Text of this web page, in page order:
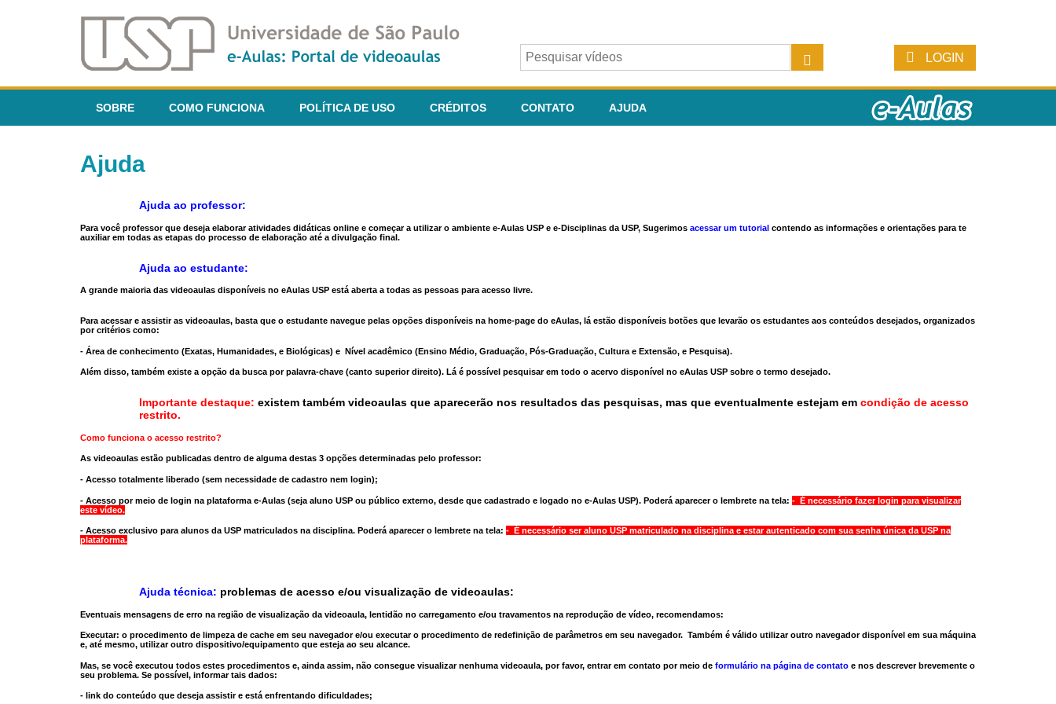
LOGIN
SOBRE COMO FUNCIONA POLÍTICA DE USO CRÉDITOS CONTATO AJUDA
Ajuda
Ajuda ao professor:
Para você professor que deseja elaborar atividades didáticas online e começar a utilizar o ambiente e-Aulas USP e e-Disciplinas da USP, Sugerimos acessar um tutorial contendo as informações e orientações para te
auxiliar em todas as etapas do processo de elaboração até a divulgação final.
Ajuda ao estudante:
A grande maioria das videoaulas disponíveis no eAulas USP está aberta a todas as pessoas para acesso livre.
Para acessar e assistir as videoaulas, basta que o estudante navegue pelas opções disponíveis na home-page do eAulas, lá estão disponíveis botões que levarão os estudantes aos conteúdos desejados, organizados
por critérios como:
- Área de conhecimento (Exatas, Humanidades, e Biológicas) e Nível acadêmico (Ensino Médio, Graduação, Pós-Graduação, Cultura e Extensão, e Pesquisa).
Além disso, também existe a opção da busca por palavra-chave (canto superior direito). Lá é possível pesquisar em todo o acervo disponível no eAulas USP sobre o termo desejado.
Importante destaque: existem também videoaulas que aparecerão nos resultados das pesquisas, mas que eventualmente estejam em condição de acesso
restrito.
Como funciona o acesso restrito?
As videoaulas estão publicadas dentro de alguma destas 3 opções determinadas pelo professor:
- Acesso totalmente liberado (sem necessidade de cadastro nem login);
- Acesso por meio de login na plataforma e-Aulas (seja aluno USP ou público externo, desde que cadastrado e logado no e-Aulas USP). Poderá aparecer o lembrete na tela: - É necessário fazer login para visualizar
este vídeo.
- Acesso exclusivo para alunos da USP matriculados na disciplina. Poderá aparecer o lembrete na tela: - É necessário ser aluno USP matriculado na disciplina e estar autenticado com sua senha única da USP na
plataforma.
Ajuda técnica: problemas de acesso e/ou visualização de videoaulas:
Eventuais mensagens de erro na região de visualização da videoaula, lentidão no carregamento e/ou travamentos na reprodução de vídeo, recomendamos:
Executar: o procedimento de limpeza de cache em seu navegador e/ou executar o procedimento de redefinição de parâmetros em seu navegador. Também é válido utilizar outro navegadordisponível em sua máquina
e, até mesmo, utilizar outro dispositivo/equipamento que esteja ao seu alcance.
Mas, se você executou todos estes procedimentos e, ainda assim, não consegue visualizar nenhuma videoaula, por favor, entrar em contato por meio de formulário na página de contato e nos descrever brevemente o
seu problema. Se possível, informar tais dados:
- link do conteúdo que deseja assistir e está enfrentando dificuldades;